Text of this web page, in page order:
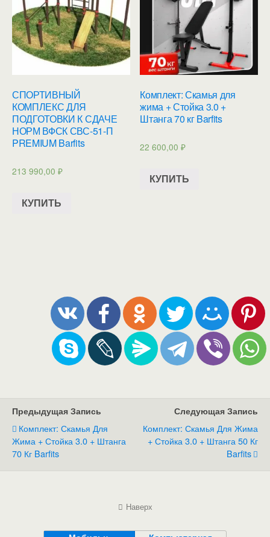
СПОРТИВНЫЙ
КОМПЛЕКС ДЛЯ
ПОДГОТОВКИ К СДАЧЕ
НОРМ ВФСК СВС-51-П
PREMIUM Barfits
213 990,00 ₽
КУПИТЬ
Комплект: Скамья для
жима + Стойка 3.0 +
Штанга 70 кг Barfits
22 600,00₽
КУПИТЬ
Предыдущая Запись
Комплект: Скамья Для
Жима + Стойка 3.0 + Штанга
70 Кг Barfits
Следующая Запись
Комплект: Скамья Для Жима
+ Стойка 3.0 + Штанга 50 Кг
Barfits
Наверх